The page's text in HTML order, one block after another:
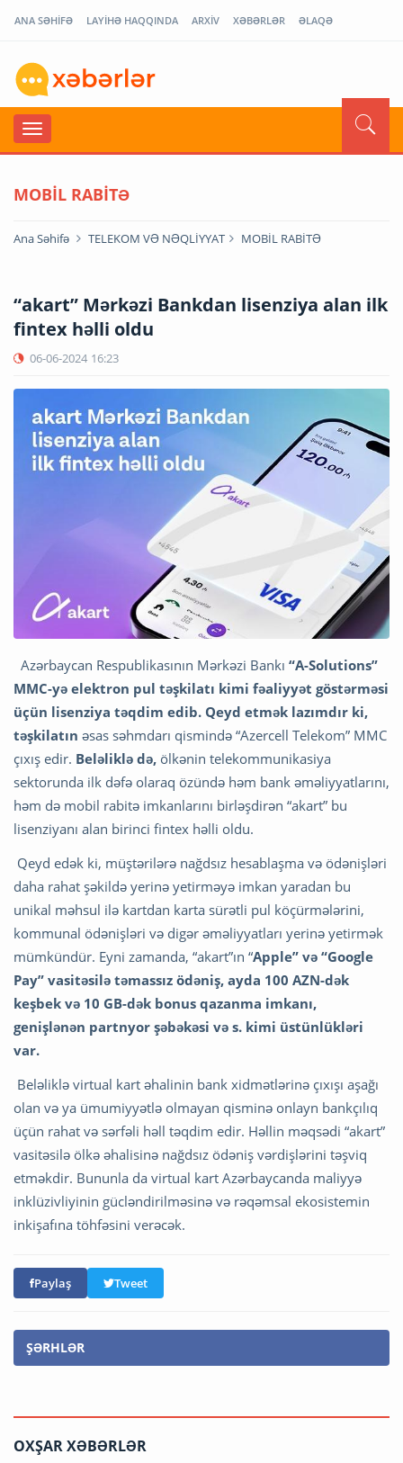
ANA SƏHİFƏ LAYİHƏ HAQQINDA ARXİV XƏBƏRLƏR ƏLAQƏ
MOBİL RABİTƏ
Ana Səhifə TELEKOM VƏ NƏQLİYYAT MOBİL RABİTƏ
“akart” Mərkəzi Bankdan lisenziya alan ilk
fintex həlli oldu
06-06-2024 16:23
Azərbaycan Respublikasının Mərkəzi Bankı “A-Solutions”
MMC-yə elektron pul təşkilatı kimi fəaliyyət göstərməsi
üçün lisenziya təqdim edib. Qeyd etmək lazımdır ki,
təşkilatın əsas səhmdarı qismində “Azercell Telekom” MMC
çıxış edir. Beləliklə də, ölkənin telekommunikasiya
sektorunda ilk dəfə olaraq özündə həm bank əməliyyatlarını,
həm də mobil rabitə imkanlarını birləşdirən “akart” bu
lisenziyanı alan birinci fintex həlli oldu.
Qeyd edək ki, müştərilərə nağdsız hesablaşma və ödənişləri
daha rahat şəkildə yerinə yetirməyə imkan yaradan bu
unikal məhsul ilə kartdan karta sürətli pul köçürmələrini,
kommunal ödənişləri və digər əməliyyatları yerinə yetirmək
mümkündür. Eyni zamanda, “akart”ın “Apple” və “Google
Pay” vasitəsilə təmassız ödəniş, ayda 100 AZN-dək
keşbek və 10 GB-dək bonus qazanma imkanı,
genişlənən partnyor şəbəkəsi və s. kimi üstünlükləri
var.
Beləliklə virtual kart əhalinin bank xidmətlərinə çıxışı aşağı
olan və ya ümumiyyətlə olmayan qisminə onlayn bankçılıq
üçün rahat və sərfəli həll təqdim edir. Həllin məqsədi “akart”
vasitəsilə ölkə əhalisinə nağdsız ödəniş vərdişlərini təşviq
etməkdir. Bununla da virtual kart Azərbaycanda maliyyə
inklüzivliyinin gücləndirilməsinə və rəqəmsal ekosistemin
inkişafına töhfəsini verəcək.
Paylaş Tweet
ŞƏRHLƏR
OXŞAR XƏBƏRLƏR